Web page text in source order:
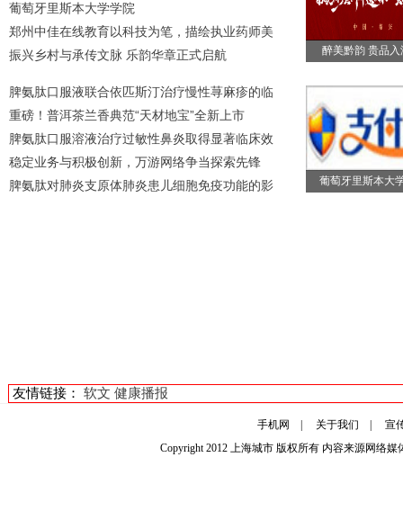
葡萄牙里斯本大学学院
郑州中佳在线教育以科技为笔，描绘执业药师美
振兴乡村与承传文脉 乐韵华章正式启航
脾氨肽口服液联合依匹斯汀治疗慢性荨麻疹的临
重磅！普洱茶兰香典范“天材地宝”全新上市
脾氨肽口服溶液治疗过敏性鼻炎取得显著临床效
稳定业务与积极创新，万游网络争当探索先锋
脾氨肽对肺炎支原体肺炎患儿细胞免疫功能的影
醉美黔韵 贵品入
葡萄牙里斯本大
友情链接： 软文 健康播报
手机网 关于我们 |宣
Copyright 2012上海城市 版权所有 内容来源网络媒